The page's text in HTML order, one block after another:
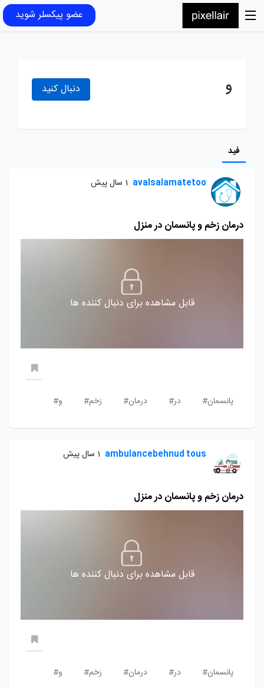
عضو پیکسلر شوید
و دنبال کنید
فید
avalsalamatetoo 1 سال پیش
درمان زخم و پانسمان در منزل
قابل مشاهده برای دنبال کننده ها
پانسمان# در# درمان# زخم# و#
ambulancebehnud tous 1 سال پیش
درمان زخم و پانسمان در منزل
قابل مشاهده برای دنبال کننده ها
پانسمان# در# درمان# زخم# و#